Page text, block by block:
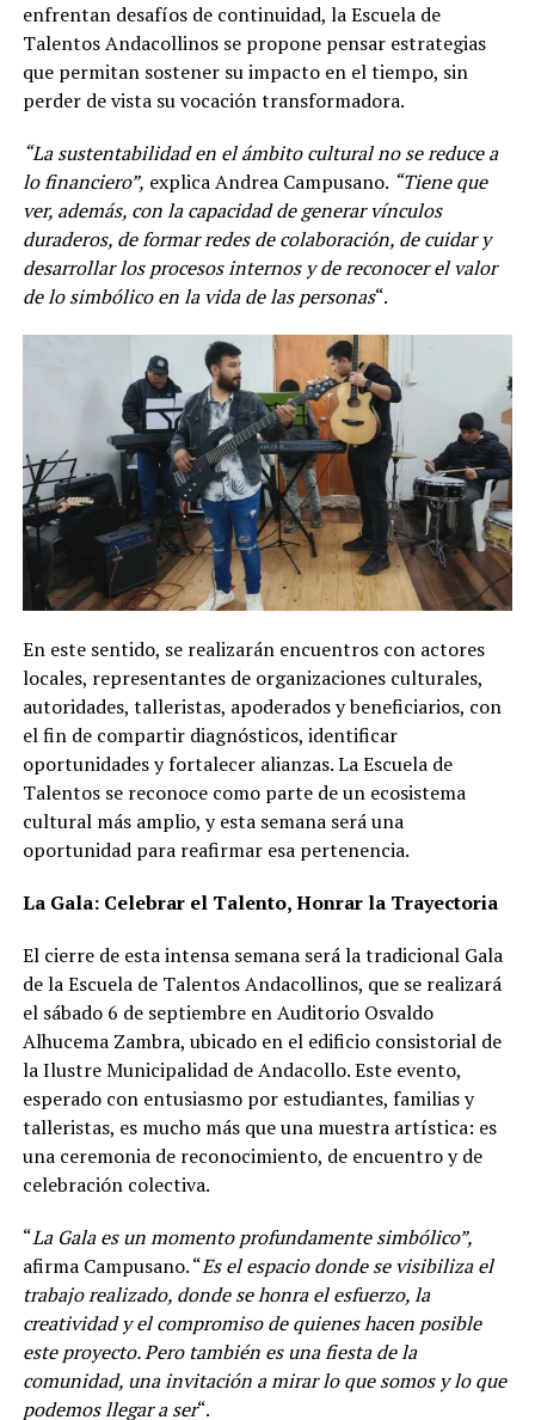
enfrentan desafíos de continuidad, la Escuela de
Talentos Andacollinos se propone pensar estrategias
que permitan sostener su impacto en el tiempo, sin
perder de vista su vocación transformadora.
“La sustentabilidad en el ámbito cultural no se reduce a
lo financiero”, explica Andrea Campusano. “Tiene que
ver, además, con la capacidad de generar vínculos
duraderos, de formar redes de colaboración, de cuidar y
desarrollar los procesos internos y de reconocer el valor
de lo simbólico en la vida de las personas“.
En este sentido, se realizarán encuentros con actores
locales, representantes de organizaciones culturales,
autoridades, talleristas, apoderados y beneficiarios, con
el fin de compartir diagnósticos, identificar
oportunidades y fortalecer alianzas. La Escuela de
Talentos se reconoce como parte de un ecosistema
cultural más amplio, y esta semana será una
oportunidad para reafirmar esa pertenencia.
La Gala: Celebrar el Talento, Honrar la Trayectoria
El cierre de esta intensa semana será la tradicional Gala
de la Escuela de Talentos Andacollinos, que se realizará
el sábado 6 de septiembre en Auditorio Osvaldo
Alhucema Zambra, ubicado en el edificio consistorial de
la Ilustre Municipalidad de Andacollo. Este evento,
esperado con entusiasmo por estudiantes, familias y
talleristas, es mucho más que una muestra artística: es
una ceremonia de reconocimiento, de encuentro y de
celebración colectiva.
“La Gala es un momento profundamente simbólico”,
afirma Campusano. “Es el espacio donde se visibiliza el
trabajo realizado, donde se honra el esfuerzo, la
creatividad y el compromiso de quienes hacen posible
este proyecto. Pero también es una fiesta de la
comunidad, una invitación a mirar lo que somos y lo que
podemos llegar a ser“.